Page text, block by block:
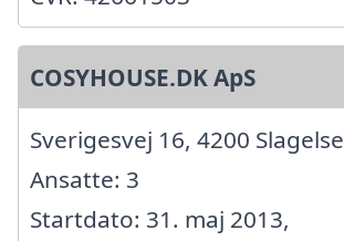
COSYHOUSE.DK ApS
Sverigesvej 16, 4200 Slagelse
Ansatte: 3
Startdato: 31. maj 2013,